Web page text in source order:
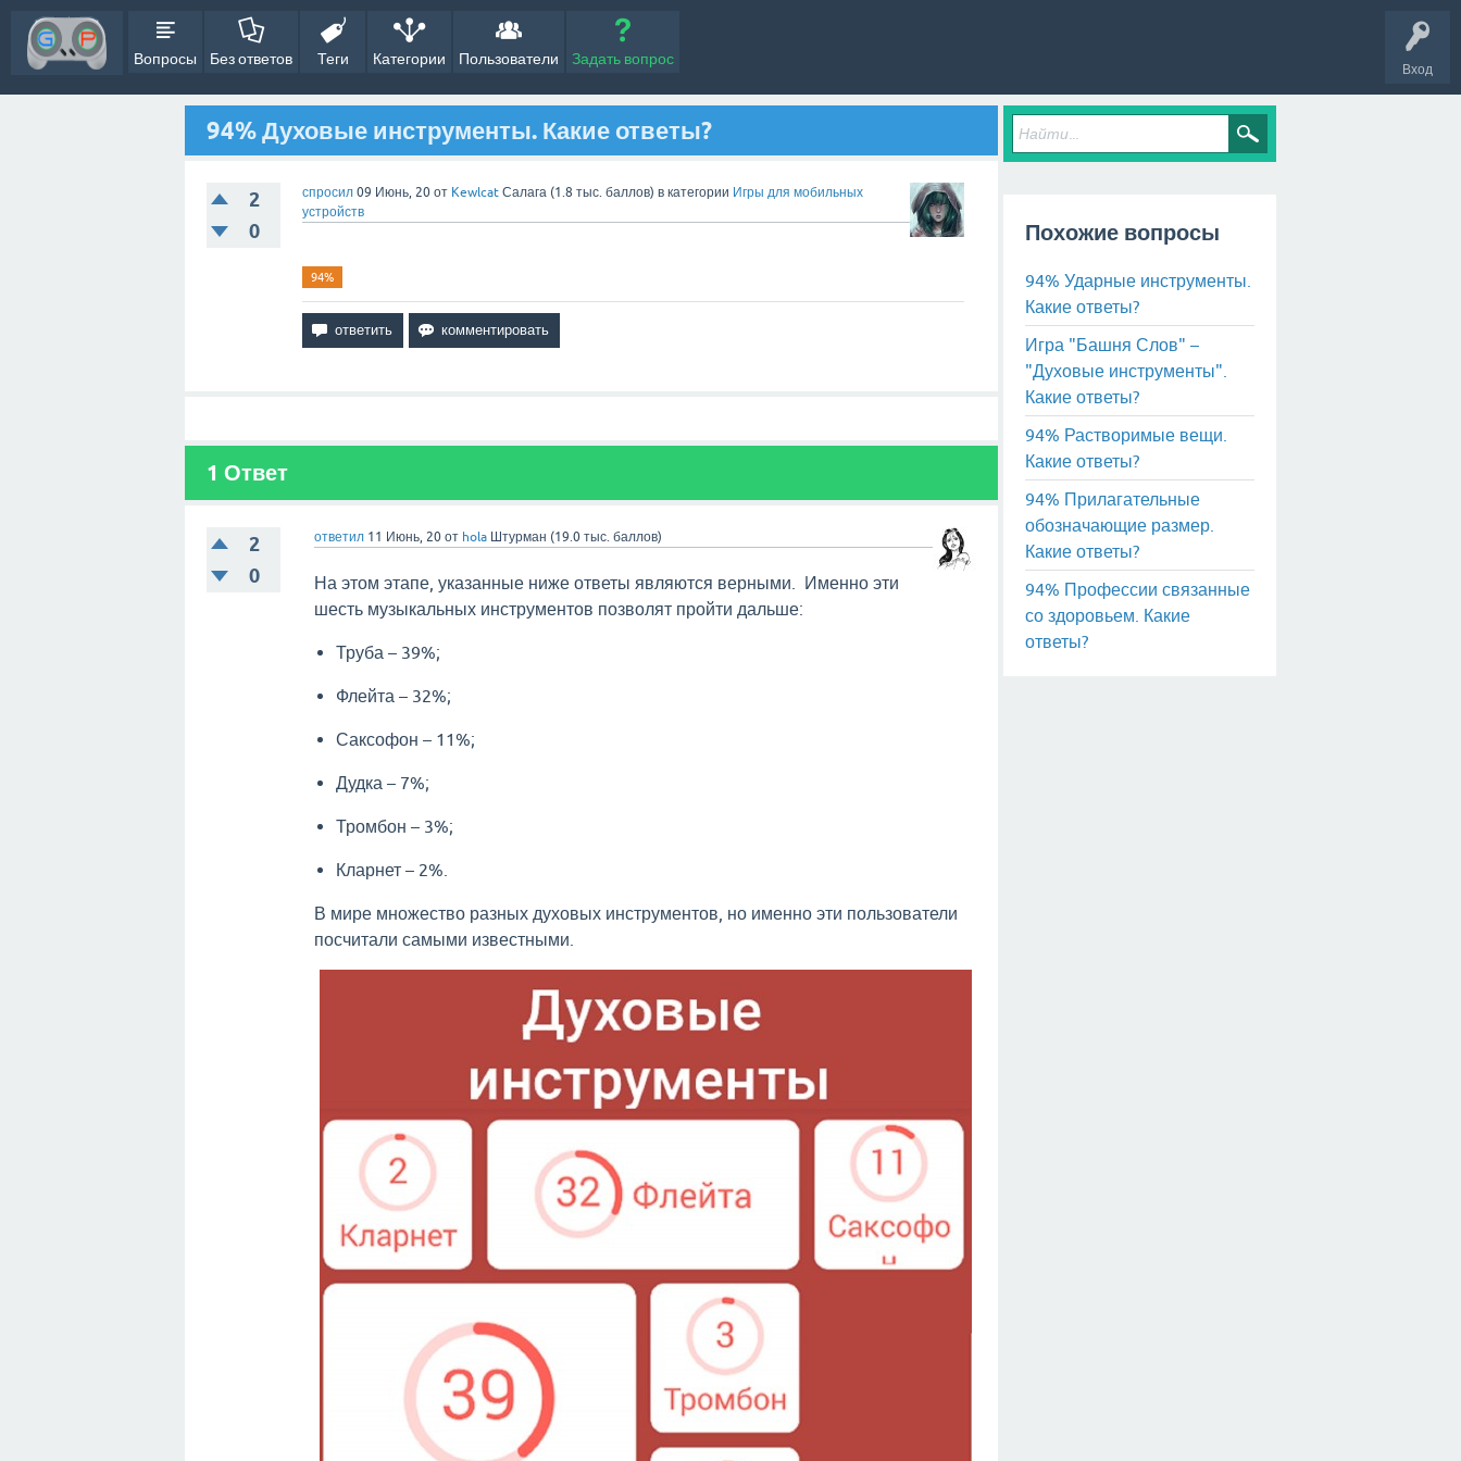
Вход
Вопросы Без ответов Теги Категории Пользователи Задать вопрос
94% Духовые инструменты. Какие ответы?
2
0
спросил 09 Июнь, 20 от Kewlcat Салага (1.8 тыс. баллов) в категории Игры для мобильных
устройств
94%
1 Ответ
2
0
ответил 11 Июнь, 20 от hola Штурман (19.0 тыс. баллов)
На этом этапе, указанные ниже ответы являются верными. Именно эти
шесть музыкальных инструментов позволят пройти дальше:
Труба – 39%;
Флейта – 32%;
Саксофон – 11%;
Дудка – 7%;
Тромбон – 3%;
Кларнет – 2%.
В мире множество разных духовых инструментов, но именно эти пользователи
посчитали самыми известными.
Похожие вопросы
94% Ударные инструменты.
Какие ответы?
Игра "Башня Слов" –
"Духовые инструменты".
Какие ответы?
94% Растворимые вещи.
Какие ответы?
94% Прилагательные
обозначающие размер.
Какие ответы?
94% Профессии связанные
со здоровьем. Какие
ответы?